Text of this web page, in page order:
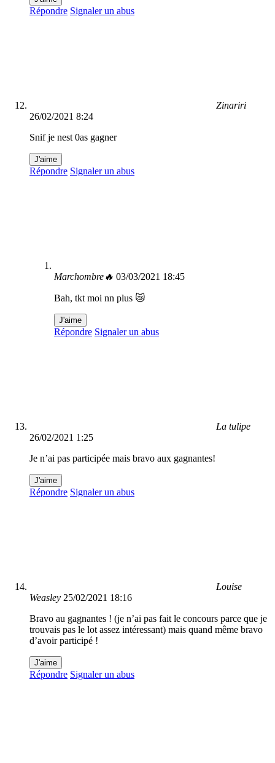
Répondre Signaler un abus
Zinariri
26/02/2021 8:24
Snif je nest 0as gagner
J'aime
Répondre Signaler un abus
Marchombre🔥 03/03/2021 18:45
Bah, tkt moi nn plus 😿
J'aime
Répondre Signaler un abus
La tulipe
26/02/2021 1:25
Je n’ai pas participée mais bravo aux gagnantes!
J'aime
Répondre Signaler un abus
Louise
Weasley 25/02/2021 18:16
Bravo au gagnantes ! (je n’ai pas fait le concours parce que je
trouvais pas le lot assez intéressant) mais quand même bravo
d’avoir participé !
J'aime
Répondre Signaler un abus